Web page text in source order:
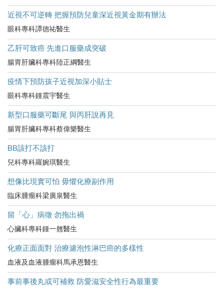
近視不可逆轉 把握預防兒童深近視黃金期有辦法
眼科專科譚德祐醫生
乙肝可致癌 先進口服藥成突破
腸胃肝臟科專科陸正綱醫生
疫情下預防孩子近視加深小貼士
眼科專科鍾震宇醫生
新型口服藥可斷尾 與丙肝說再見
腸胃肝臟科專科蔡偉樂醫生
BB該打不該打
兒科專科羅婉琪醫生
想像比現實可怕 毋懼化療副作用
臨床腫瘤科梁廣泉醫生
留「心」病徵 勿拖出禍
心臟科專科鍾一翹醫生
化療正面面對 治療濾泡性淋巴癌的多樣性
血液及血液腫瘤科馬承恩醫生
事前事後丸或可補救 防愛滋安全性行為最重要